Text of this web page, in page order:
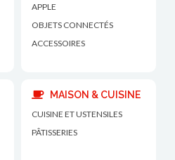
APPLE
OBJETS CONNECTÉS
ACCESSOIRES
MAISON & CUISINE
CUISINE ET USTENSILES
PÂTISSERIES